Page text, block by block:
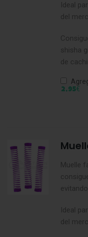
Ideal
del
shisha
de
2,95€
Muelle
Ideal
del